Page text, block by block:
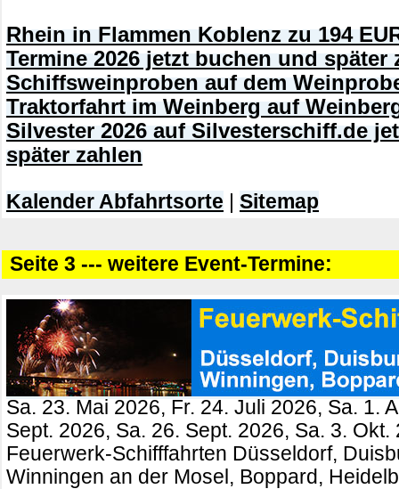
Rhein in Flammen Koblenz zu 194
Termine 2026 jetzt buchen und später
Schiffsweinproben auf dem
Traktorfahrt im Weinberg auf
Silvester 2026 auf Silvesterschiff.de
später zahlen
Kalender Abfahrtsorte Sitemap
Seite 3 --- weitere Event-Termine:
Sa. 23. Mai 2026, Fr. 24. Juli 2026, Sa. 1.
Sept. 2026, Sa. 26. Sept. 2026, Sa. 3. Okt.
Feuerwerk-Schifffahrten Düsseldorf,
Winningen an der Mosel, Boppard,